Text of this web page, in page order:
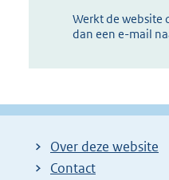
Werkt de website
dan een e-mail
Over deze website
Contact